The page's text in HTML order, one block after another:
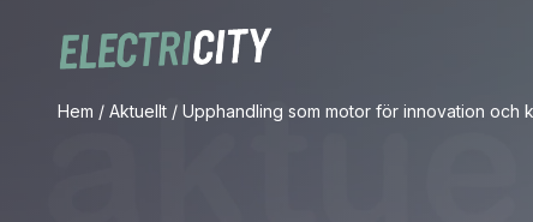
Hem / Aktuellt / Upphandling som motor för innovation och